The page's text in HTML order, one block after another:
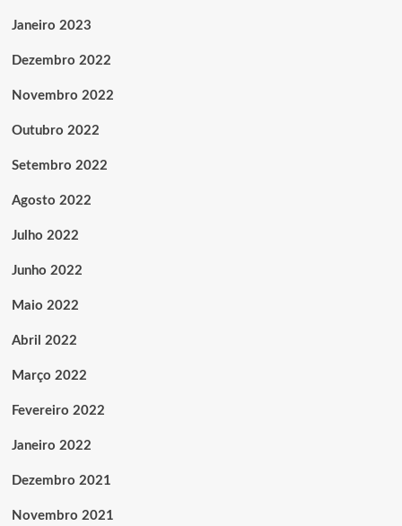
Janeiro 2023
Dezembro 2022
Novembro 2022
Outubro 2022
Setembro 2022
Agosto 2022
Julho 2022
Junho 2022
Maio 2022
Abril 2022
Março 2022
Fevereiro 2022
Janeiro 2022
Dezembro 2021
Novembro 2021